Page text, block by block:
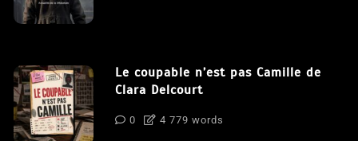
Le coupable n’est pas Camille de
Clara Delcourt
0 4 779 words